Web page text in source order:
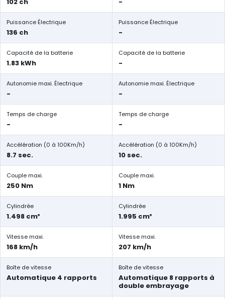
Puissance Électrique
136 ch
Puissance Électrique
-
Capacité de la batterie
1.83 kWh
Capacité de la batterie
-
Autonomie maxi. Électrique
-
Autonomie maxi. Électrique
-
Temps de charge
-
Temps de charge
-
Accélération (0 à 100Km/h)
8.7 sec.
Accélération (0 à 100Km/h)
10 sec.
Couple maxi.
250 Nm
Couple maxi.
1 Nm
Cylindrée
1.498 cm³
Cylindrée
1.995 cm³
Vitesse maxi.
168 km/h
Vitesse maxi.
207 km/h
Boîte de vitesse
Automatique 4 rapports
Boîte de vitesse
Automatique 8 rapports à
double embrayage